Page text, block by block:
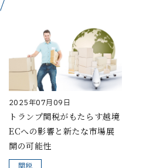
2025年07月09日
トランプ関税がもたらす越境
ECへの影響と新たな市場展
開の可能性